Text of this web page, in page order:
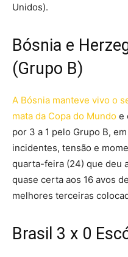
Unidos).
Bósnia e
(Grupo B)
A Bósnia manteve vivo o
mata da Copa do Mundo e
por 3 a 1 pelo Grupo B,
incidentes, tensão e
quarta-feira (24) que deu
quase certa aos 16 avos
melhores terceiras
Brasil 3 x 0